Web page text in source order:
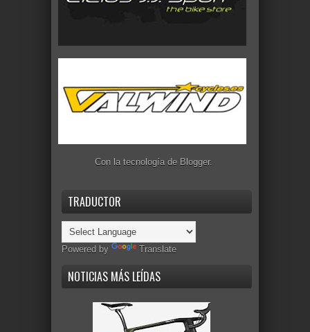
Con la tecnología de Blogger.
TRADUCTOR
Powered by Translate
NOTICIAS MÁS LEÍDAS